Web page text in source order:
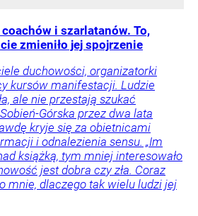
i szarlatanów. To,
zmieniło jej spojrzenie
duchowości, organizatorki
kursów manifestacji. Ludzie
ale nie przestają szukać
Górska przez dwa lata
kryje się za obietnicami
i odnalezienia sensu. „Im
książką, tym mniej interesowało
jest dobra czy zła. Coraz
mnie, dlaczego tak wielu ludzi jej